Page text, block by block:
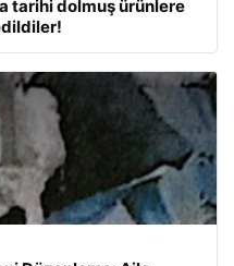
tarihi dolmuş ürünlere